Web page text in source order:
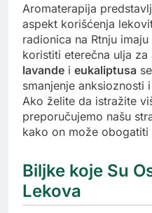
Aromaterapija
aspekt korišćenja
radionica na Rtnju
koristiti eterečna ulja
lavande i eukaliptusa
smanjenje anksioznosti
Ako želite da istražite
preporučujemo našu
kako on može obogatiti
Biljke koje Su
Lekova